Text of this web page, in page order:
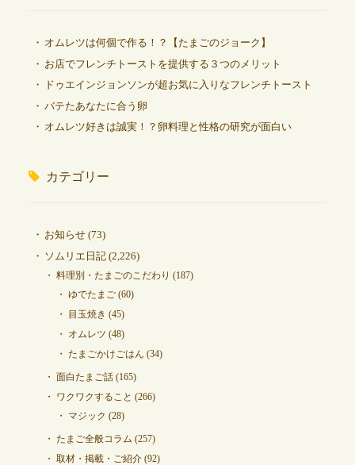
オムレツは何個で作る！？【たまごのジョーク】
お店でフレンチトーストを提供する３つのメリット
ドゥエインジョンソンが超お気に入りなフレンチトースト
バテたあなたに合う卵
オムレツ好きは誠実！？卵料理と性格の研究が面白い
カテゴリー
お知らせ(73)
ソムリエ日記(2,226)
料理別・たまごのこだわり (187)
ゆでたまご(60)
目玉焼き (45)
オムレツ (48)
たまごかけごはん (34)
面白たまご話(165)
ワクワクすること (266)
マジック (28)
たまご全般コラム (257)
取材・掲載・ご紹介(92)